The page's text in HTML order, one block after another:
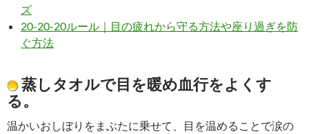
ズ
20-20-20ルール｜目の疲れから守る方法や座り過ぎを防
ぐ方法
蒸しタオルで目を暖め血行をよくす
る。
温かいおしぼりをまぶたに乗せて、目を温めることで涙の